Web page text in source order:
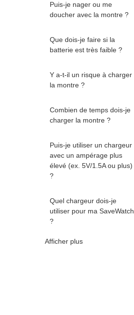
Puis-je nager ou me
doucher avec la montre ?
Que dois-je faire si la
batterie est très faible ?
Y a-t-il un risque à charger
la montre ?
Combien de temps dois-je
charger la montre ?
Puis-je utiliser un chargeur
avec un ampérage plus
élevé (ex. 5V/1.5A ou plus)
?
Quel chargeur dois-je
utiliser pour ma SaveWatch
?
Afficher plus